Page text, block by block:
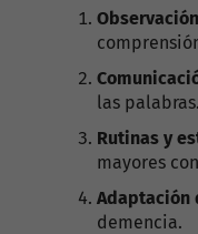
las palabras.
Rutinas y
mayores
Adaptación
demencia.